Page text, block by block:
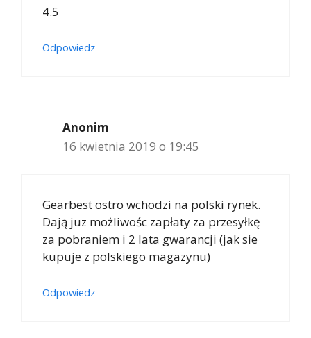
4.5
Odpowiedz
Anonim
16 kwietnia 2019 o 19:45
Gearbest ostro wchodzi na polski rynek.
Dają juz możliwośc zapłaty za przesyłkę
za pobraniem i 2 lata gwarancji (jak sie
kupuje z polskiego magazynu)
Odpowiedz